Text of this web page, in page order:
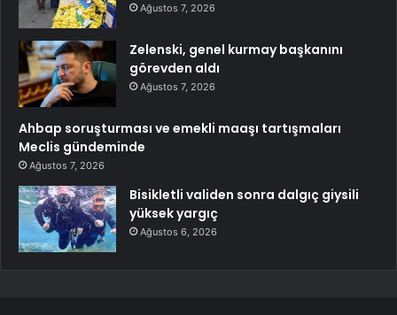
Ağustos 7, 2026
Zelenski, genel kurmay başkanını
görevden aldı
Ağustos 7, 2026
Ahbap soruşturması ve emekli maaşı tartışmaları
Meclis gündeminde
Ağustos 7, 2026
Bisikletli validen sonra dalgıç giysili
yüksek yargıç
Ağustos 6, 2026